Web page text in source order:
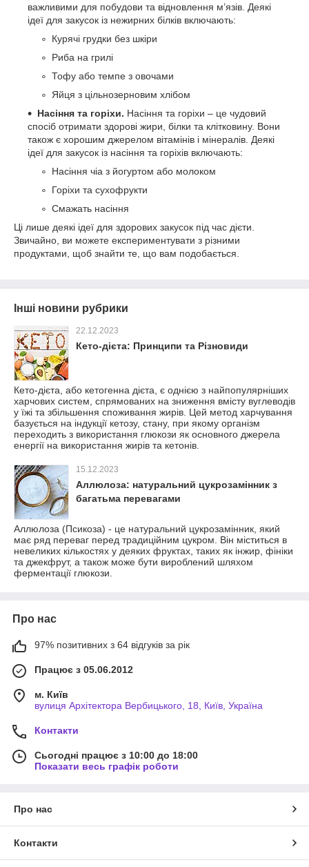
важливими для побудови та відновлення м’язів. Деякі
ідеї для закусок із нежирних білків включають:
Курячі грудки без шкіри
Риба на грилі
Тофу або темпе з овочами
Яйця з цільнозерновим хлібом
Насіння та горіхи. Насіння та горіхи – це чудовий
спосіб отримати здорові жири, білки та клітковину. Вони
також є хорошим джерелом вітамінів і мінералів. Деякі
ідеї для закусок із насіння та горіхів включають:
Насіння чіа з йогуртом або молоком
Горіхи та сухофрукти
Смажать насіння
Ці лише деякі ідеї для здорових закусок під час дієти.
Звичайно, ви можете експериментувати з різними
продуктами, щоб знайти те, що вам подобається.
Інші новини рубрики
22.12.2023
Кето-дієта: Принципи та Різновиди
Кето-дієта, або кетогенна дієта, є однією з найпопулярніших
харчових систем, спрямованих на зниження вмісту вуглеводів
у їжі та збільшення споживання жирів. Цей метод харчування
базується на індукції кетозу, стану, при якому організм
переходить з використання глюкози як основного джерела
енергії на використання жирів та кетонів.
15.12.2023
Аллюлоза: натуральний цукрозамінник з
багатьма перевагами
Аллюлоза (Псикоза) - це натуральний цукрозамінник, який
має ряд переваг перед традиційним цукром. Він міститься в
невеликих кількостях у деяких фруктах, таких як інжир, фініки
та джекфрут, а також може бути вироблений шляхом
ферментації глюкози.
Про нас
97% позитивних з 64 відгуків за рік
Працює з 05.06.2012
м. Київ
вулиця Архітектора Вербицького, 18, Київ, Україна
Контакти
Сьогодні працює з 10:00 до 18:00
Показати весь графік роботи
Про нас
Контакти